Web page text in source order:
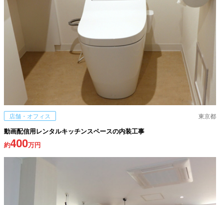
店舗・オフィス 東京都
動画配信用レンタルキッチンスペースの内装工事
約400万円